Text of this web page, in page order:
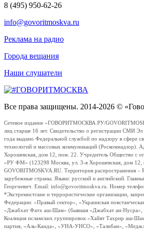
8 (495) 950-62-26
info@govoritmoskva.ru
Реклама на радио
Города вещания
Наши слушатели
Все права защищены. 2014-2026 ©
Сетевое издание «ГОВОРИТМОСКВА.РУ/
лиц старше 16 лет. Свидетельство о регистрации СМИ
года выдано Федеральной службой по надзору в сфере
технологий и массовых коммуникаций (Роскомнадзор).
Хорошевская, дом 12, пом. 22. Учредитель Общество с
«РУ ФМ» (123298 Москва, ул. 3-я Хорошевская, дом 12,
GOVORITMOSKVA.RU. Территория распространения –
зарубежные страны. Языки: русский и английский.
Георгиевич. Email: info@govoritmoskva.ru. Номер
*Экстремистские и террористические организации,
Федерации: «Правый сектор», «Украинская
«Джабхат Фатх аш-Шам» (бывшая «Джабхат ан-Нусра»,
Коалиция исламских группировок «Хайят Тахрир аш-
партия, «Аль-Каида», «УНА-УНСО», «Талибан»,